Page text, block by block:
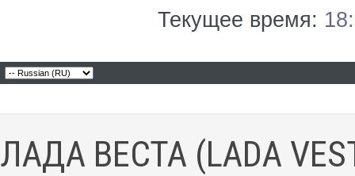
Текущее время:
ЛАДА ВЕСТА (LADA